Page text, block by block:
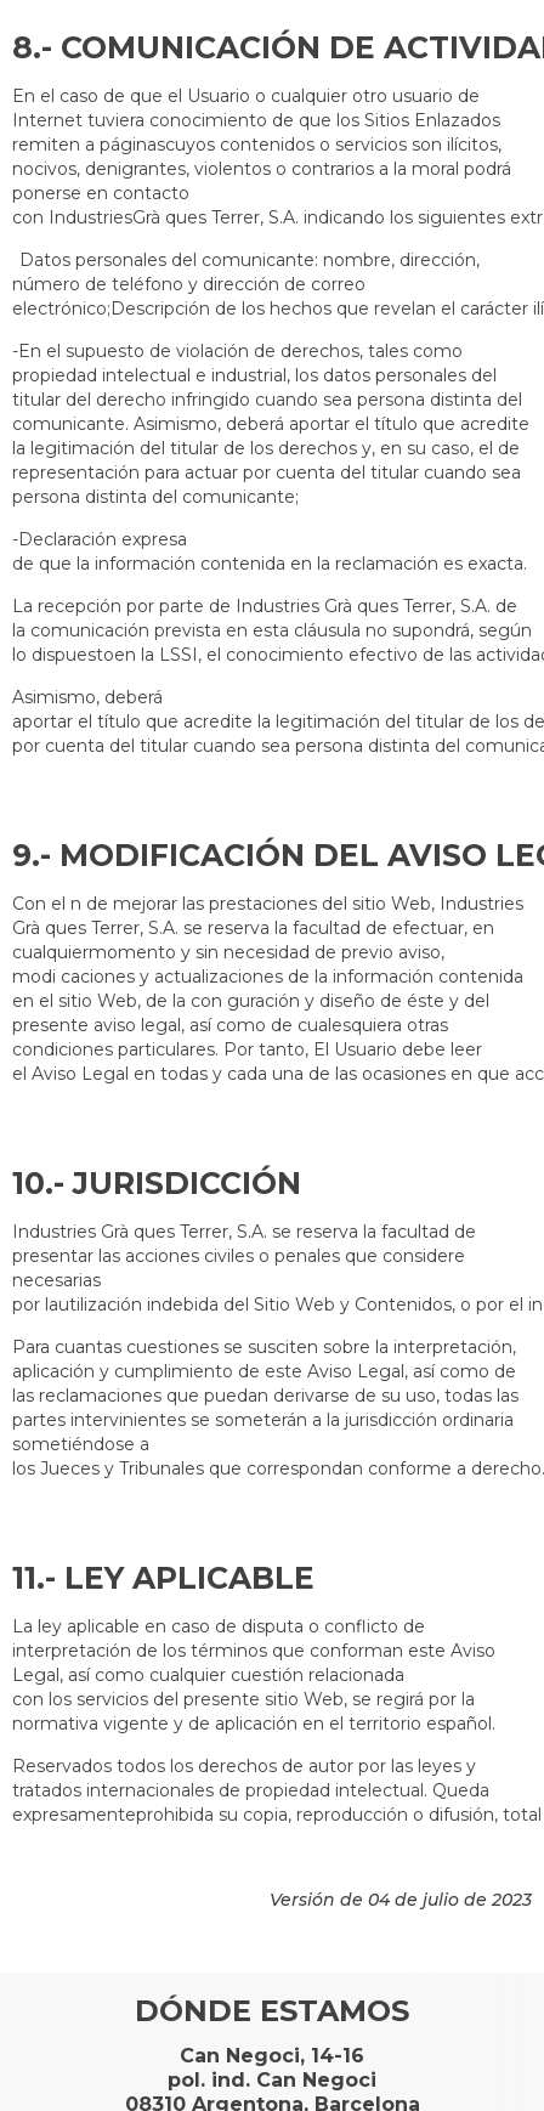
8.- COMUNICACIÓN
En el caso de que el Usuario o cualquier otro usuario de
Internet tuviera conocimiento de que los Sitios Enlazados
remiten a páginascuyos contenidos o servicios son ilícitos,
nocivos, denigrantes, violentos o contrarios a la moral podrá
ponerse en contacto
con IndustriesGrà ques Terrer, S.A. indicando los siguientes
Datos personales del comunicante: nombre, dirección,
número de teléfono y dirección de correo
electrónico;Descripción de los hechos que revelan el carácter
-En el supuesto de violación de derechos, tales como
propiedad intelectual e industrial, los datos personales del
titular del derecho infringido cuando sea persona distinta del
comunicante. Asimismo, deberá aportar el título que acredite
la legitimación del titular de los derechos y, en su caso, el de
representación para actuar por cuenta del titular cuando sea
persona distinta del comunicante;
-Declaración expresa
de que la información contenida en la reclamación es exacta.
La recepción por parte de Industries Grà ques Terrer, S.A. de
la comunicación prevista en esta cláusula no supondrá, según
lo dispuestoen la LSSI, el conocimiento efectivo de las
Asimismo, deberá
aportar el título que acredite la legitimación del titular de los
por cuenta del titular cuando sea persona distinta del
9.-
Con el n de mejorar las prestaciones del sitio Web, Industries
Grà ques Terrer, S.A. se reserva la facultad de efectuar, en
cualquiermomento y sin necesidad de previo aviso,
modi caciones y actualizaciones de la información contenida
en el sitio Web, de la con guración y diseño de éste y del
presente aviso legal, así como de cualesquiera otras
condiciones particulares. Por tanto, El Usuario debe leer
el Aviso Legal en todas y cada una de las ocasiones en que
10.-
Industries Grà ques Terrer, S.A. se reserva la facultad de
presentar las acciones civiles o penales que considere
necesarias
por lautilización indebida del Sitio Web y Contenidos, o por el
Para cuantas cuestiones se susciten sobre la interpretación,
aplicación y cumplimiento de este Aviso Legal, así como de
las reclamaciones que puedan derivarse de su uso, todas las
partes intervinientes se someterán a la jurisdicción ordinaria
sometiéndose a
los Jueces y Tribunales que correspondan conforme a derecho.
11.-
La ley aplicable en caso de disputa o conflicto de
interpretación de los términos que conforman este Aviso
Legal, así como cualquier cuestión relacionada
con los servicios del presente sitio Web, se regirá por la
normativa vigente y de aplicación en el territorio español.
Reservados todos los derechos de autor por las leyes y
tratados internacionales de propiedad intelectual. Queda
expresamenteprohibida su copia, reproducción o difusión,
Versión de 04 de julio de 2023
DÓNDE ESTAMOS
Can Negoci, 14-16
pol. ind. Can Negoci
08310 Argentona, Barcelona